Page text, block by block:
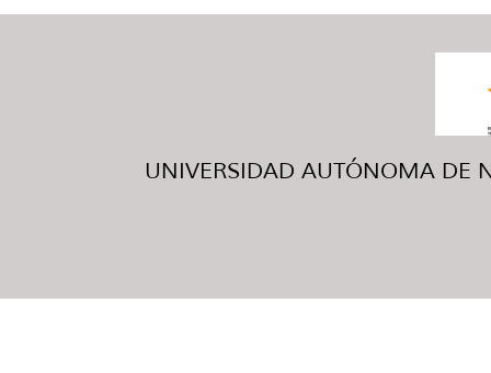
UNIVERSIDAD AUTÓNOMA DE